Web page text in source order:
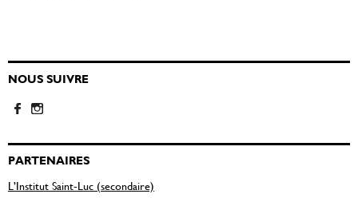
NOUS SUIVRE
PARTENAIRES
L’Institut Saint-Luc (secondaire)